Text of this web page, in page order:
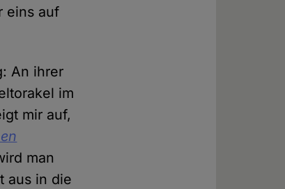
eins auf
An ihrer
im
mir auf,
man
aus in die